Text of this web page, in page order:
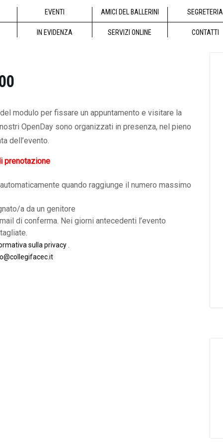
EVENTI AMICI DEL BALLERINI SEGRETERIA
IN EVIDENZA SERVIZI ONLINE CONTATTI
modulo per fissare un appuntamento e visitare la
OpenDay sono organizzati in presenza, nel pieno
dell’evento.
prenotazione
quando raggiunge il numero massimo
a da un genitore
di conferma. Nei giorni antecedenti l’evento
sulla privacy.